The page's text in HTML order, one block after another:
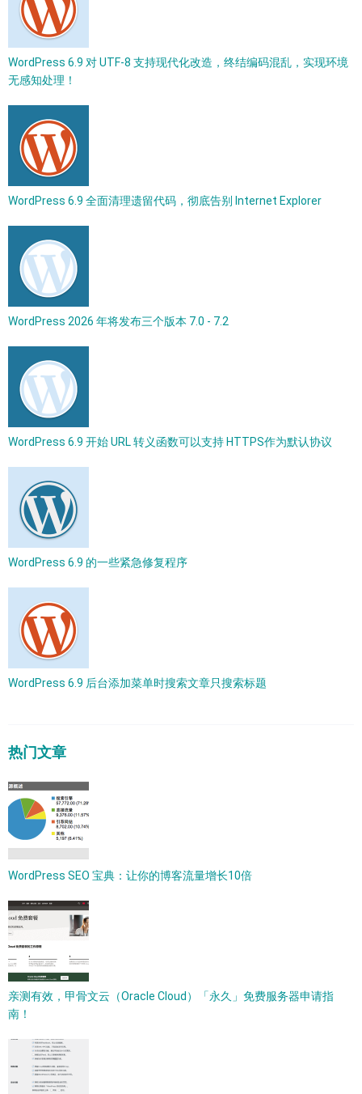
WordPress 6.9 对 UTF-8 支持现代化改造，终结编码混乱，实现环境
无感知处理！
WordPress 6.9 全面清理遗留代码，彻底告别 Internet Explorer
WordPress 2026 年将发布三个版本 7.0 - 7.2
WordPress 6.9 开始 URL 转义函数可以支持 HTTPS作为默认协议
WordPress 6.9 的一些紧急修复程序
WordPress 6.9 后台添加菜单时搜索文章只搜索标题
热门文章
WordPress SEO 宝典：让你的博客流量增长10倍
亲测有效，甲骨文云（Oracle Cloud）「永久」免费服务器申请指
南！